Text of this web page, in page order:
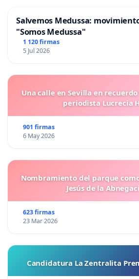
Salvemos Medussa:
"Somos Medussa"
1 120 firmas
5 Jul 2026
Una calle en Sevilla en
periodista Lucrecia
901 firmas
6 May 2026
Nombramiento del parque
Jesús de la
623 firmas
23 Mar 2026
Candidatura La Zentralita